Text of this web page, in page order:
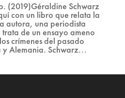
(2019)Géraldine Schwarz
con un libro que relata la
autora, una periodista
de un ensayo ameno
crímenes del pasado
y Alemania. Schwarz...